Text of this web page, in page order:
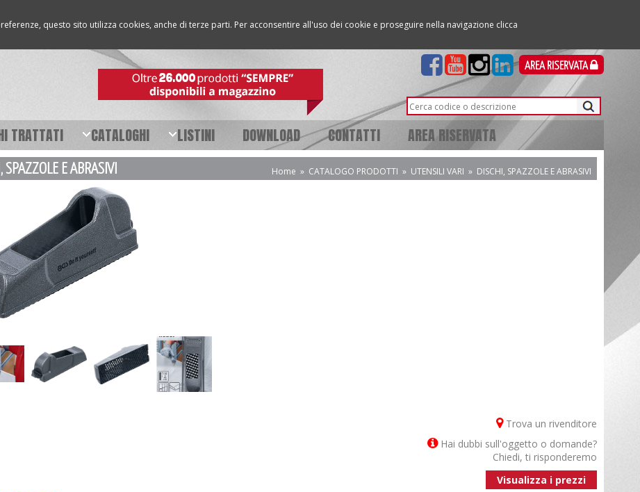
questo sito utilizza cookies, anche di terze parti. Per acconsentire all'uso dei cookie e proseguire nella navigazione clicca
AREA RISERVATA
TRATTATI CATALOGHI LISTINI DOWNLOAD CONTATTI AREA RISERVATA
SPAZZOLE E ABRASIVI Home » CATALOGO PRODOTTI » UTENSILI VARI » DISCHI, SPAZZOLE E ABRASIVI
Trova un rivenditore
Hai dubbi sull'oggetto o domande?
Chiedi, ti risponderemo
Visualizza i prezzi